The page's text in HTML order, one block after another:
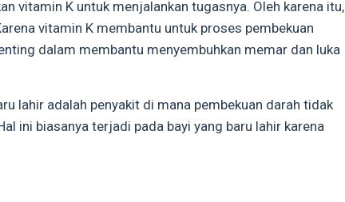
vitamin K untuk menjalankan tugasnya. Oleh karena itu,
vitamin K membantu untuk proses pembekuan
dalam membantu menyembuhkan memar dan luka
lahir adalah penyakit di mana pembekuan darah tidak
ini biasanya terjadi pada bayi yang baru lahir karena